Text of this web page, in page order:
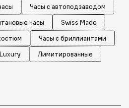
Часы с автоподзаводом
часы
Swiss Made
Часы с бриллиантами
Luxury Лимитированные